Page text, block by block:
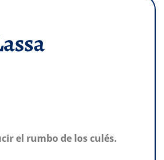
el rumbo de los culés.